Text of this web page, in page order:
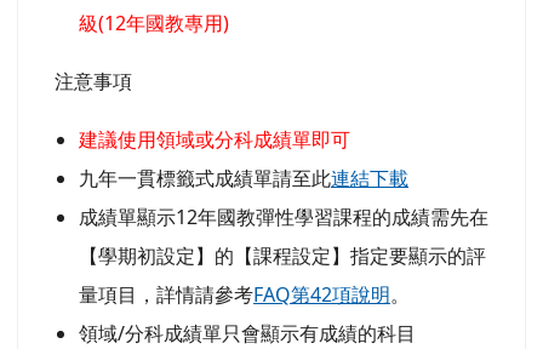
級(12年國教專用)
注意事項
建議使用領域或分科成績單即可
九年一貫標籤式成績單請至此連結下載
成績單顯示12年國教彈性學習課程的成績需先在
【學期初設定】的【課程設定】指定要顯示的評
量項目，詳情請參考FAQ第42項說明。
領域/分科成績單只會顯示有成績的科目